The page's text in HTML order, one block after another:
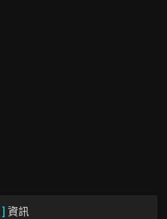
] 資訊